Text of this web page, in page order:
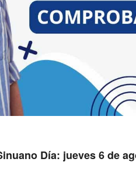
Día: jueves 6 de